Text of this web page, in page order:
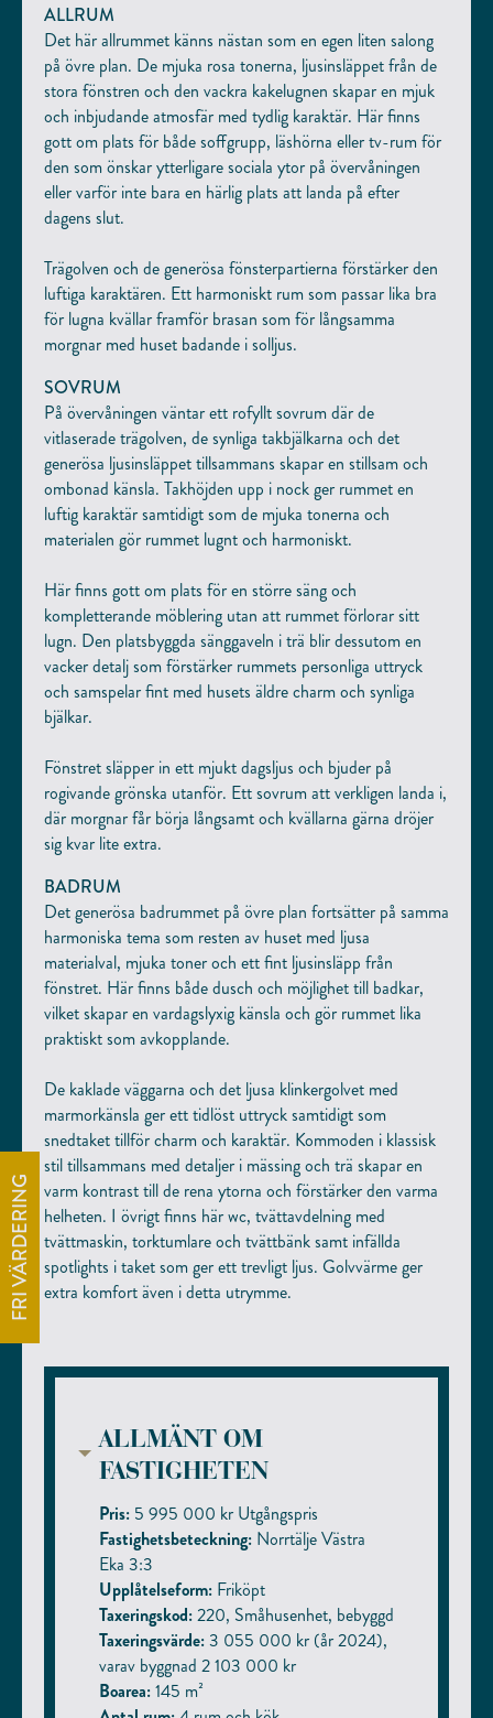
ALLRUM
Det här allrummet känns nästan som en egen liten salong
på övre plan. De mjuka rosa tonerna, ljusinsläppet från de
stora fönstren och den vackra kakelugnen skapar en mjuk
och inbjudande atmosfär med tydlig karaktär. Här finns
gott om plats för både soffgrupp, läshörna eller tv-rum för
den som önskar ytterligare sociala ytor på övervåningen
eller varför inte bara en härlig plats att landa på efter
dagens slut.
Trägolven och de generösa fönsterpartierna förstärker den
luftiga karaktären. Ett harmoniskt rum som passar lika bra
för lugna kvällar framför brasan som för långsamma
morgnar med huset badande i solljus.
SOVRUM
På övervåningen väntar ett rofyllt sovrum där de
vitlaserade trägolven, de synliga takbjälkarna och det
generösa ljusinsläppet tillsammans skapar en stillsam och
ombonad känsla. Takhöjden upp i nock ger rummet en
luftig karaktär samtidigt som de mjuka tonerna och
materialen gör rummet lugnt och harmoniskt.
Här finns gott om plats för en större säng och
kompletterande möblering utan att rummet förlorar sitt
lugn. Den platsbyggda sänggaveln i trä blir dessutom en
vacker detalj som förstärker rummets personliga uttryck
och samspelar fint med husets äldre charm och synliga
bjälkar.
Fönstret släpper in ett mjukt dagsljus och bjuder på
rogivande grönska utanför. Ett sovrum att verkligen landa i,
där morgnar får börja långsamt och kvällarna gärna dröjer
sig kvar lite extra.
BADRUM
Det generösa badrummet på övre plan fortsätter på samma
harmoniska tema som resten av huset med ljusa
materialval, mjuka toner och ett fint ljusinsläpp från
fönstret. Här finns både dusch och möjlighet till badkar,
vilket skapar en vardagslyxig känsla och gör rummet lika
praktiskt som avkopplande.
De kaklade väggarna och det ljusa klinkergolvet med
marmorkänsla ger ett tidlöst uttryck samtidigt som
snedtaket tillför charm och karaktär. Kommoden i klassisk
stil tillsammans med detaljer i mässing och trä skapar en
varm kontrast till de rena ytorna och förstärker den varma
helheten. I övrigt finns här wc, tvättavdelning med
tvättmaskin, torktumlare och tvättbänk samt infällda
spotlights i taket som ger ett trevligt ljus. Golvvärme ger
extra komfort även i detta utrymme.
ALLMÄNT OM
FASTIGHETEN
Pris: 5 995 000 kr Utgångspris
Fastighetsbeteckning: Norrtälje Västra
Eka 3:3
Upplåtelseform: Friköpt
Taxeringskod:220, Småhusenhet, bebyggd
Taxeringsvärde:3 055 000 kr (år 2024),
varav byggnad 2 103 000 kr
Boarea:145 m²
FRI VÄRDERING